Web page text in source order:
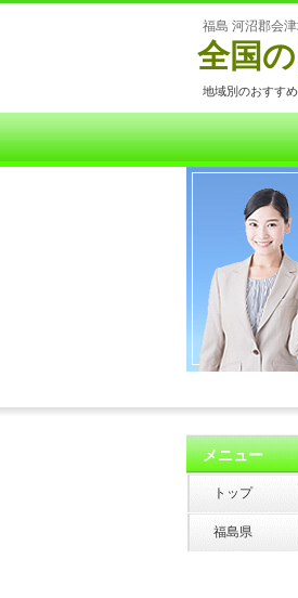
福島 河沼郡会
全国
地域別のおすす
メニュー
トップ
福島県